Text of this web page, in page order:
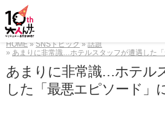
HOME SNSトピック
話題
あまりに非常識…ホテルスタッフが遭遇した
あまりに非常識…ホテル
した「最悪エピソード」